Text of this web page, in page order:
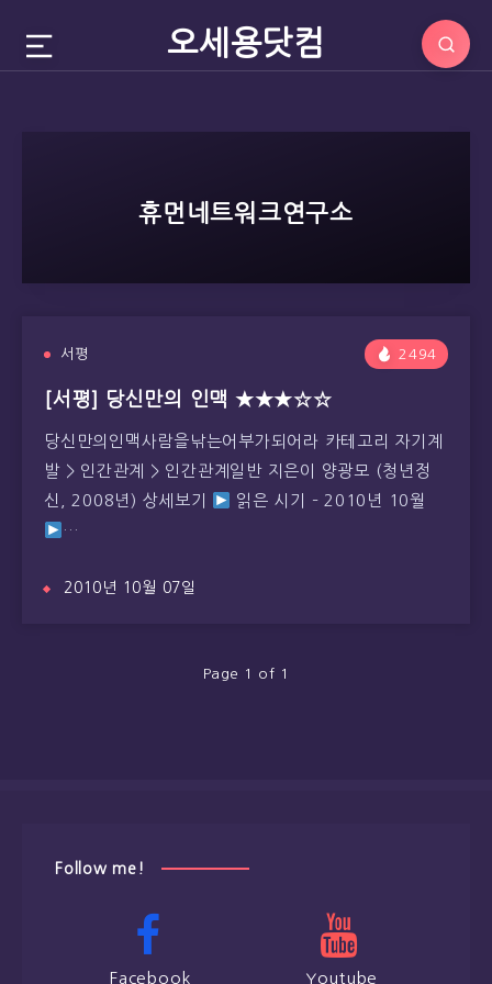
오세용닷컴
휴먼네트워크연구소
서평 2494
[서평] 당신만의 인맥 ★★★☆☆
당신만의인맥사람을낚는어부가되어라 카테고리 자기계
발 > 인간관계 > 인간관계일반 지은이 양광모 (청년정
신, 2008년) 상세보기
읽은 시기 – 2010년 10월
…
2010년 10월 07일
Page 1 of 1
Follow me!
Facebook Youtube